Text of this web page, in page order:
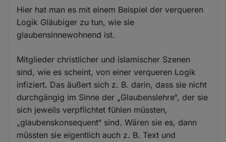
Hier hat man es mit einem Beispiel der verqueren
Logik Gläubiger zu tun, wie sie
glaubensinnewohnend ist.
Mitglieder christlicher und islamischer Szenen
sind, wie es scheint, von einer verqueren Logik
infiziert. Das äußert sich z. B. darin, dass sie nicht
durchgängig im Sinne der „Glaubenslehre“, der sie
sich jeweils verpflichtet fühlen müssten,
„glaubenskonsequent“ sind. Wären sie es, dann
müssten sie eigentlich auch z. B. Text und